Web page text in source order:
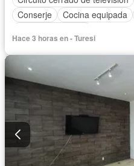
Conserje
Cocina equipada
Hace 3 horas en - Turesi